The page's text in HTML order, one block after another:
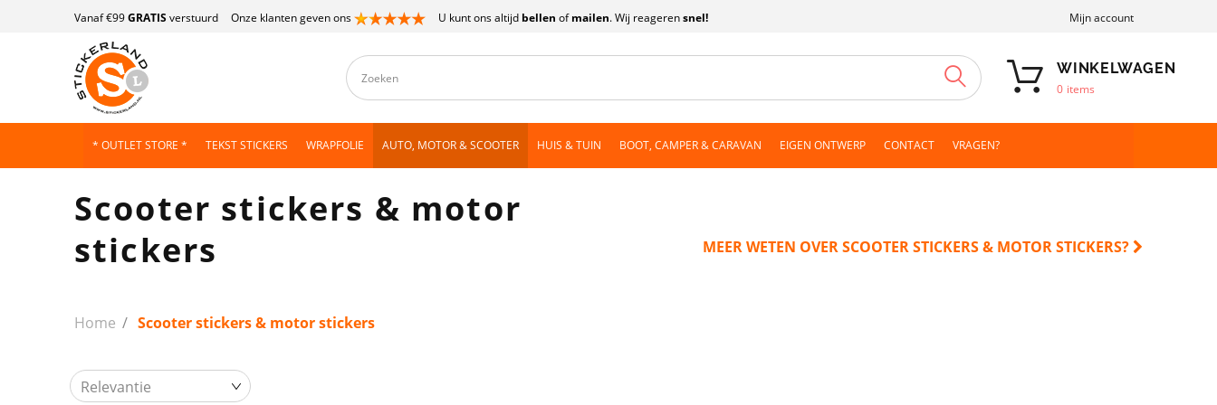
Vanaf €99GRATIS verstuurd Onze klanten geven ons U kunt ons altijd bellen ofmailen. Wij reagerensnel! Mijn account
ZOEKEN WINKELWAGEN
0 items
* OUTLET STORE * TEKST STICKERS WRAPFOLIE AUTO, MOTOR & SCOOTER HUIS & TUIN BOOT, CAMPER & CARAVAN EIGEN ONTWERP CONTACT VRAGEN?
Scooter stickers & motor
stickers
Home Scooter stickers & motor stickers
MEER WETEN OVER SCOOTER STICKERS & MOTOR STICKERS?
Relevantie